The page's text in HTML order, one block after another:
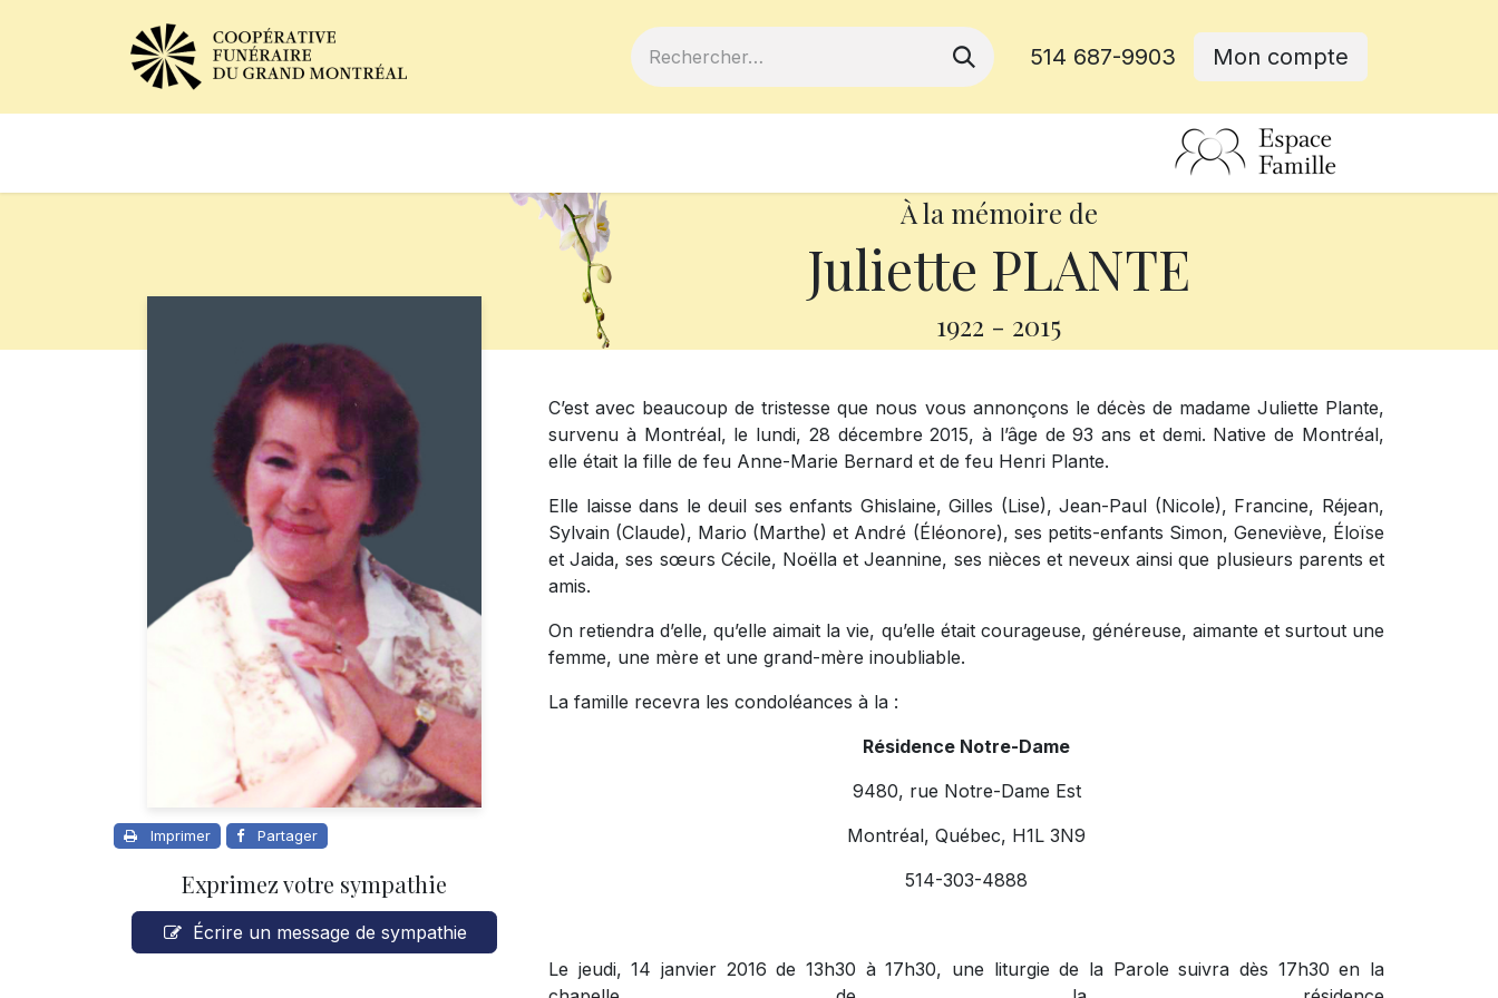
514 687-9903 Mon compte
À la mémoire de
Juliette PLANTE
1922 - 2015
Imprimer Partager
Exprimez votre sympathie
Écrire un message de sympathie
C’est avec beaucoup de tristesse que nous vous annonçons le décès de madame Juliette Plante,
survenu à Montréal, le lundi, 28 décembre 2015, à l’âge de 93 ans et demi. Native de Montréal,
elle était la fille de feu Anne-Marie Bernard et de feu Henri Plante.
Elle laisse dans le deuil ses enfants Ghislaine, Gilles (Lise), Jean-Paul (Nicole), Francine, Réjean,
Sylvain (Claude), Mario (Marthe) et André (Éléonore), ses petits-enfants Simon, Geneviève, Éloïse
et Jaida, ses sœurs Cécile, Noëlla et Jeannine, ses nièces et neveux ainsi que plusieurs parents et
amis.
On retiendra d’elle, qu’elle aimait la vie, qu’elle était courageuse, généreuse, aimante et surtout une
femme, une mère et une grand-mère inoubliable.
La famille recevra les condoléances à la :
Résidence Notre-Dame
9480, rue Notre-Dame Est
Montréal, Québec, H1L 3N9
514-303-4888
Le jeudi, 14 janvier 2016 de 13h30 à 17h30, une liturgie de la Parole suivra dès 17h30 en la